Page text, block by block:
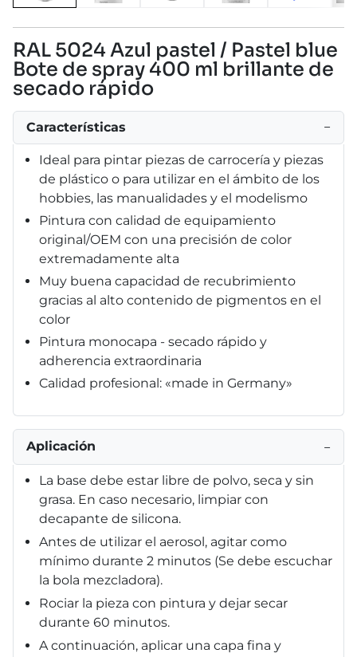
RAL 5024 Azul pastel / Pastel blue
Bote de spray 400 ml brillante de
secado rápido
Características −
Ideal para pintar piezas de carrocería y piezas
de plástico o para utilizar en el ámbito de los
hobbies, las manualidades y el modelismo
Pintura con calidad de equipamiento
original/OEM con una precisión de color
extremadamente alta
Muy buena capacidad de recubrimiento
gracias al alto contenido de pigmentos en el
color
Pintura monocapa - secado rápido y
adherencia extraordinaria
Calidad profesional: «made in Germany»
Aplicación −
La base debe estar libre de polvo, seca y sin
grasa. En caso necesario, limpiar con
decapante de silicona.
Antes de utilizar el aerosol, agitar como
mínimo durante 2 minutos (Se debe escuchar
la bola mezcladora).
Rociar la pieza con pintura y dejar secar
durante 60 minutos.
A continuación, aplicar una capa fina y